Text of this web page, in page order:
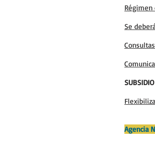
Régimen
Se
SUBSIDIO
Agencia